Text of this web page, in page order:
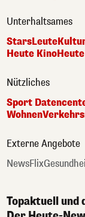
Unterhaltsames
StarsLeute
Heute Kino
Nützliches
Sport
Wohnen
Externe Angebote
NewsFlix
Topaktuell und